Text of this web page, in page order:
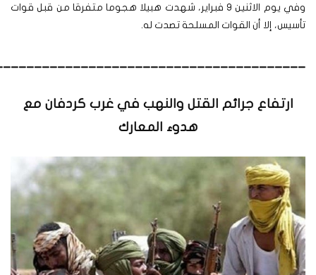
وفي يوم الاثنين 9 فبراير، شهدت هبيلا هجوما متفرقا من قبل قوات
تأسيس، إلا أن القوات المسلحة تصدت له.
ارتفاع جرائم القتل والنهب في غرب كردفان مع
هدوء المعارك